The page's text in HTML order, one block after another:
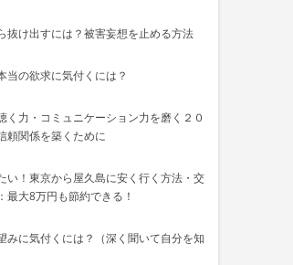
抜け出すには？被害妄想を止める方法
当の欲求に気付くには？
く力・コミュニケーション力を磨く２０
頼関係を築くために
い！東京から屋久島に安く行く方法・交
最大8万円も節約できる！
みに気付くには？（深く聞いて自分を知